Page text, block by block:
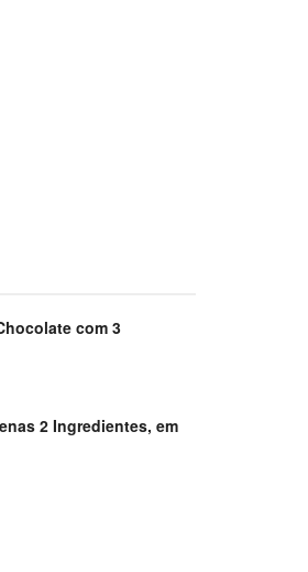
com 3
2 Ingredientes, em